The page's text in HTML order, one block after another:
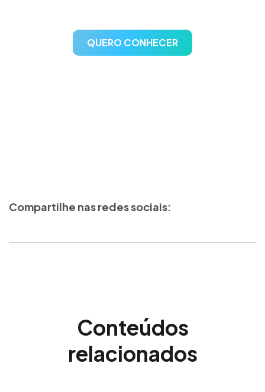
Compartilhe nas redes sociais:
QUERO CONHECER
Conteúdos
relacionados